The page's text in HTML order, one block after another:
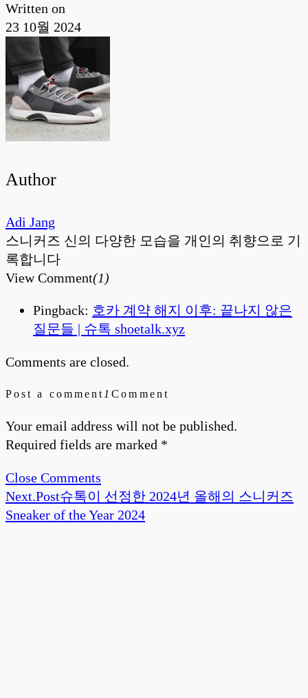
Written on
23 10월 2024
Author
Adi Jang
스니커즈 신의 다양한 모습을 개인의 취향으로 기
록합니다
View Comment(1)
Pingback: 호카 계약 해지 이후: 끝나지 않은
질문들 | 슈톡 shoetalk.xyz
Comments are closed.
Post a comment1Comment
Your email address will not be published.
Required fields are marked *
Close Comments
Next.Post슈톡이 선정한 2024년 올해의 스니커즈
Sneaker of the Year 2024